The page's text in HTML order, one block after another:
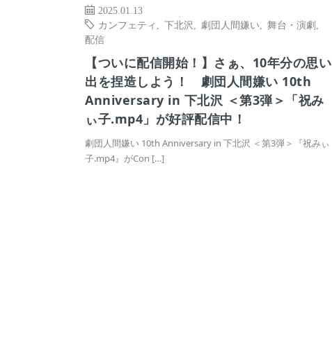
2025.01.13
カンフェティ
下北沢 劇団人間嫌い 舞台・演劇
配信
【ついに配信開始！】さぁ、10年分の思い
出を捏造しよう！ 劇団人間嫌い 10th
Anniversary in 下北沢 ＜第3弾＞「祝み
ぃ子.mp4」が好評配信中！
劇団人間嫌い 10th Anniversary in 下北沢 ＜第3弾＞『祝みぃ
子.mp4』がCon […]